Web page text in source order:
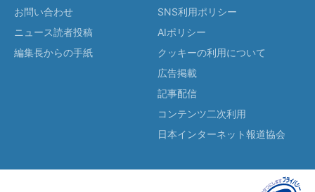
お問い合わせ
ニュース読者投稿
編集長からの手紙
SNS利用ポリシー
AIポリシー
クッキーの利用について
広告掲載
記事配信
コンテンツ二次利用
日本インターネット報道協会